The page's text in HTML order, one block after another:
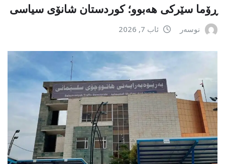
ڕۆما سێرکی هەبوو؛ کوردستان شانۆی سیاسی
نوسەر ئاب 7, 2026